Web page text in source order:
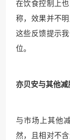
在饮食控制上
称，效果并不
这些反馈提示
位。
亦贝安与其他
与市场上其他
然，且相对不